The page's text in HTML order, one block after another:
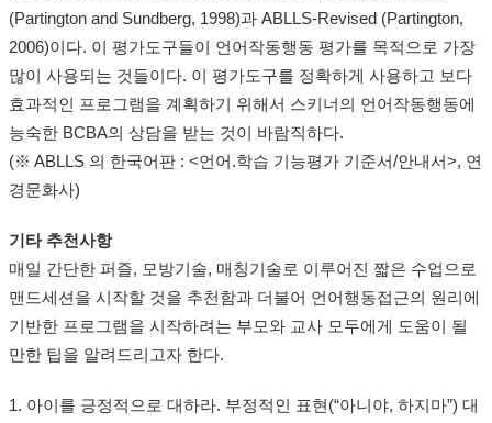
(Partington and Sundberg, 1998)과 ABLLS-Revised (Partington,
2006)이다. 이 평가도구들이 언어작동행동 평가를 목적으로 가장
많이 사용되는 것들이다. 이 평가도구를 정확하게 사용하고 보다
효과적인 프로그램을 계획하기 위해서 스키너의 언어작동행동에
능숙한 BCBA의 상담을 받는 것이 바람직하다.
(※ ABLLS 의 한국어판 : <언어.학습 기능평가 기준서/안내서>, 연
경문화사)
기타 추천사항
매일 간단한 퍼즐, 모방기술, 매칭기술로 이루어진 짧은 수업으로
맨드세션을 시작할 것을 추천함과 더불어 언어행동접근의 원리에
기반한 프로그램을 시작하려는 부모와 교사 모두에게 도움이 될
만한 팁을 알려드리고자 한다.
1. 아이를 긍정적으로 대하라. 부정적인 표현(“아니야, 하지마”) 대